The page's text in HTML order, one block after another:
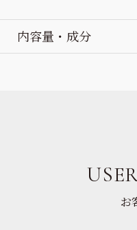
内容量・成分
お